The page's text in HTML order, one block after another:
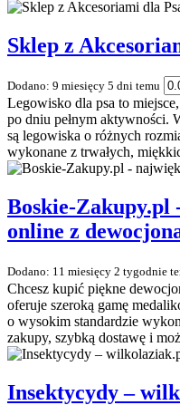
Sklep z
Dodano: 9 miesięcy 5 dni temu
Legowisko dla psa to
po dniu pełnym aktywności.
są legowiska o różnych
wykonane z trwałych,
Boskie-Zakupy.pl
online z
Dodano: 11 miesięcy 2 tygodnie
Chcesz kupić piękne
oferuje szeroką gamę
o wysokim standardzie
zakupy, szybką dostawę i
Insektycydy –